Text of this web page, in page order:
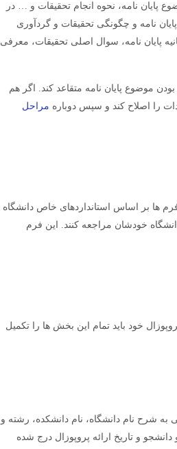
پایان نامه، نحوه انجام تحقیقات و … در
نامه و چگونگی تحقیقات و گردآوری
پایان نامه، سوال اصلی تحقیقات، معرفی
موضوع پایان نامه متقاعد کند. اگر هم
را اصلاح کند و سپس دوباره مراحل
ها بر اساس استانداردهای خاص دانشگاه
خودشان مراجعه کنند. این فرم
خود باید تمام این بخش ها را تکمیل
به شرح نام دانشگاه، نام دانشکده، رشته و
و تاریخ ارائه پروپوزال درج شده